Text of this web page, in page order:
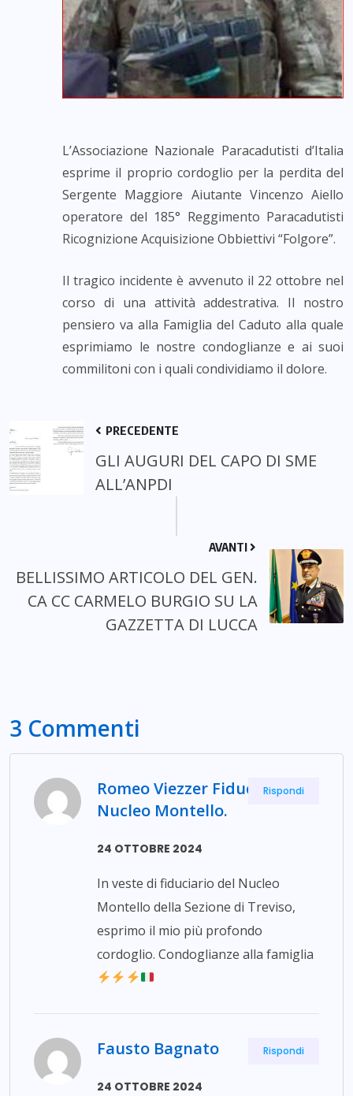
L’Associazione Nazionale Paracadutisti d’Italia
esprime il proprio cordoglio per la perdita del
Sergente Maggiore Aiutante Vincenzo Aiello
operatore del 185° Reggimento Paracadutisti
Ricognizione Acquisizione Obbiettivi “Folgore”.
Il tragico incidente è avvenuto il 22 ottobre nel
corso di una attività addestrativa. Il nostro
pensiero va alla Famiglia del Caduto alla quale
esprimiamo le nostre condoglianze e ai suoi
commilitoni con i quali condividiamo il dolore.
PRECEDENTE
GLI AUGURI DEL CAPO DI SME
ALL’ANPDI
AVANTI
BELLISSIMO ARTICOLO DEL GEN.
CA CC CARMELO BURGIO SU LA
GAZZETTA DI LUCCA
3 Commenti
Romeo Viezzer Fiduciario
Nucleo Montello.
24 OTTOBRE 2024
In veste di fiduciario del Nucleo
Montello della Sezione di Treviso,
esprimo il mio più profondo
cordoglio. Condoglianze alla famiglia
Rispondi
Fausto Bagnato
24 OTTOBRE 2024
Rispondi